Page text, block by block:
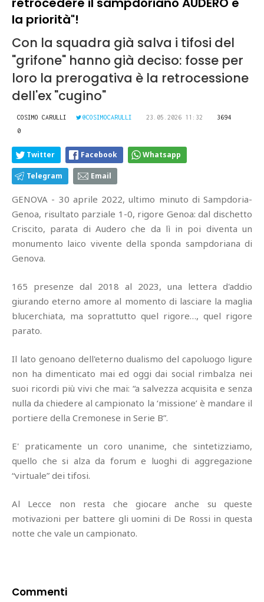
la priorità"!
Con la squadra già salva i tifosi del
"grifone" hanno già deciso: fosse per
loro la prerogativa è la retrocessione
dell'ex "cugino"
COSIMO CARULLI @COSIMOCARULLI 23.05.2026 11:32
3694
0
Twitter Facebook Whatsapp
Telegram Email
GENOVA - 30 aprile 2022, ultimo minuto di Sampdoria-
Genoa, risultato parziale 1-0, rigore Genoa: dal dischetto
Criscito, parata di Audero che da lì in poi diventa un
monumento laico vivente della sponda sampdoriana di
Genova.
165 presenze dal 2018 al 2023, una lettera d'addio
giurando eterno amore al momento di lasciare la maglia
blucerchiata, ma soprattutto quel rigore…, quel rigore
parato.
Il lato genoano dell'eterno dualismo del capoluogo ligure
non ha dimenticato mai ed oggi dai social rimbalza nei
suoi ricordi più vivi che mai: “a salvezza acquisita e senza
nulla da chiedere al campionato la ‘missione’ è mandare il
portiere della Cremonese in Serie B”.
E' praticamente un coro unanime, che sintetizziamo,
quello che si alza da forum e luoghi di aggregazione
“virtuale” dei tifosi.
Al Lecce non resta che giocare anche su queste
motivazioni per battere gli uomini di De Rossi in questa
notte che vale un campionato.
Commenti